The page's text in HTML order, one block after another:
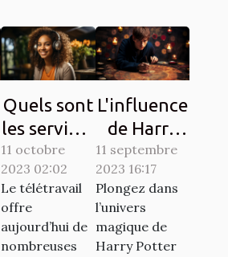
Quels sont
les services
en ligne
pour se
faire de
l'argent en
télétravail
11 octobre
2023 02:02
Le télétravail
offre
aujourd’hui de
nombreuses
L'influence
de Harry
Potter sur
la culture
populaire à
travers les
chasses au
11 septembre
2023 16:17
Plongez dans
l’univers
magique de
Harry Potter